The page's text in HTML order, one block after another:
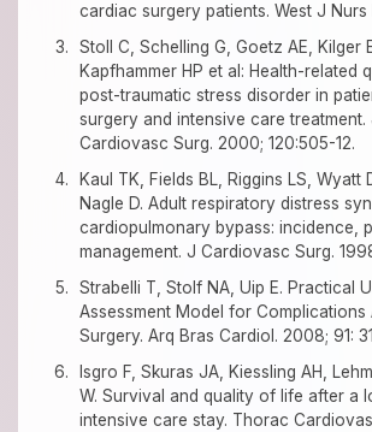
cardiac surgery patients. West J Nurs
Stoll C, Schelling G, Goetz AE, Kilger
Kapfhammer HP et al: Health-related
post-traumatic stress disorder in
surgery and intensive care
Cardiovasc Surg. 2000; 120:505-12.
Kaul TK, Fields BL, Riggins LS, Wyatt
Nagle D. Adult respiratory distress
cardiopulmonary bypass: incidence,
management. J Cardiovasc Surg.
Strabelli T, Stolf NA, Uip E. Practical
Assessment Model for Complications
Surgery. Arq Bras Cardiol. 2008; 91:
Isgro F, Skuras JA, Kiessling AH,
W. Survival and quality of life after a
intensive care stay. Thorac